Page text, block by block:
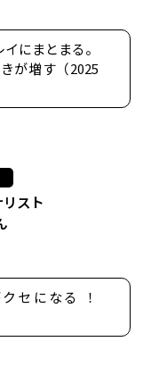
にまとまる。
が増す（2025
スト
セになる ！